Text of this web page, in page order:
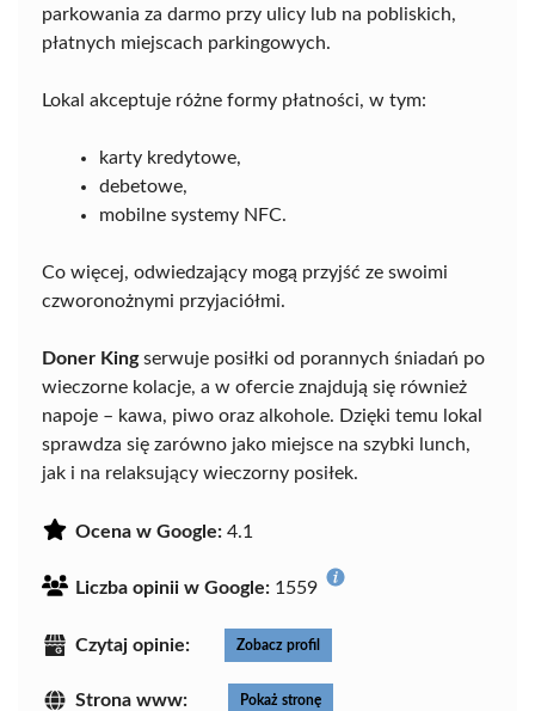
parkowania za darmo przy ulicy lub na pobliskich,
płatnych miejscach parkingowych.
Lokal akceptuje różne formy płatności, w tym:
karty kredytowe,
debetowe,
mobilne systemy NFC.
Co więcej, odwiedzający mogą przyjść ze swoimi
czworonożnymi przyjaciółmi.
Doner Kingserwuje posiłki od porannych śniadań po
wieczorne kolacje, a w ofercie znajdują się również
napoje – kawa, piwo oraz alkohole. Dzięki temu lokal
sprawdza się zarówno jako miejsce na szybki lunch,
jak i na relaksujący wieczorny posiłek.
Ocena w Google: 4.1
Liczba opinii w Google: 1559
Czytaj opinie: Zobacz profil
Strona www: Pokaż stronę